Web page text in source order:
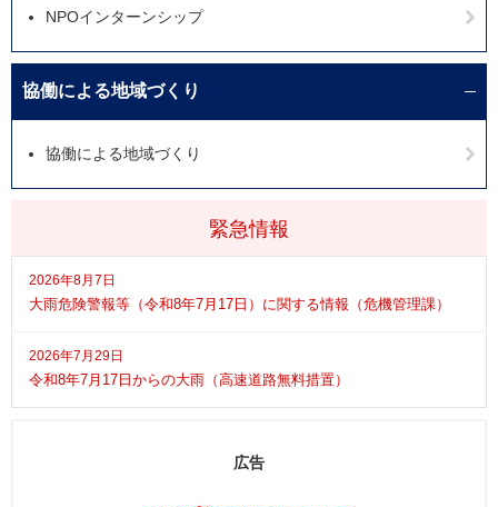
緊急情報
2026年8月7日
大雨危険警報等（令和8年7月17日）に関する情報（危機管理課）
2026年7月29日
令和8年7月17日からの大雨（高速道路無料措置）
NPOインターンシップ
協働による地域づくり
協働による地域づくり
広告